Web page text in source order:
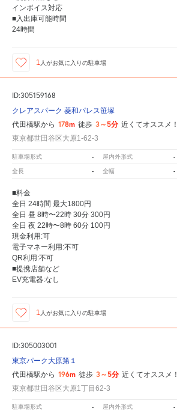
インボイス対応
■入出庫可能時間
24時間
1 人がお気に入りの駐車場
ID:305159168
クレアスパーク 菱和パレス笹塚
代田橋駅から 178m 徒歩 3～5分 近くてオススメ！
東京都世田谷区大原1-62-3
駐車場形式 - 屋内外形式 -
全長 - 全幅 -
■料金
全日 24時間 最大1800円
全日 昼 8時〜22時 30分 300円
全日 夜 22時〜8時 60分 100円
現金利用:可
電子マネー利用:不可
QR利用:不可
■提携店舗など
EV充電器:なし
1 人がお気に入りの駐車場
ID:305003001
東京パーク大原第１
代田橋駅から 196m 徒歩 3～5分 近くてオススメ！
東京都世田谷区大原1丁目62-3
駐車場形式 - 屋内外形式 -